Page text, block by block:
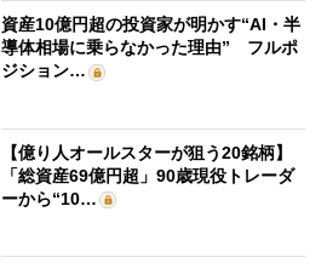
資産10億円超の投資家が明かす“AI・半
導体相場に乗らなかった理由” フルポ
ジション…
【億り人オールスターが狙う20銘柄】
「総資産69億円超」90歳現役トレーダ
ーから“10…